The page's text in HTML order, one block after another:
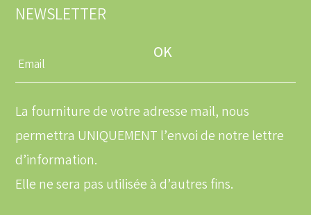
NEWSLETTER
Entrez
une
email
La fourniture de votre adresse mail, nous
permettra UNIQUEMENT l’envoi de notre lettre
d’information.
Elle ne sera pas utilisée à d’autres fins.